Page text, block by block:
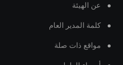
عن الهيئة
كلمة المدير العام
مواقع ذات صلة